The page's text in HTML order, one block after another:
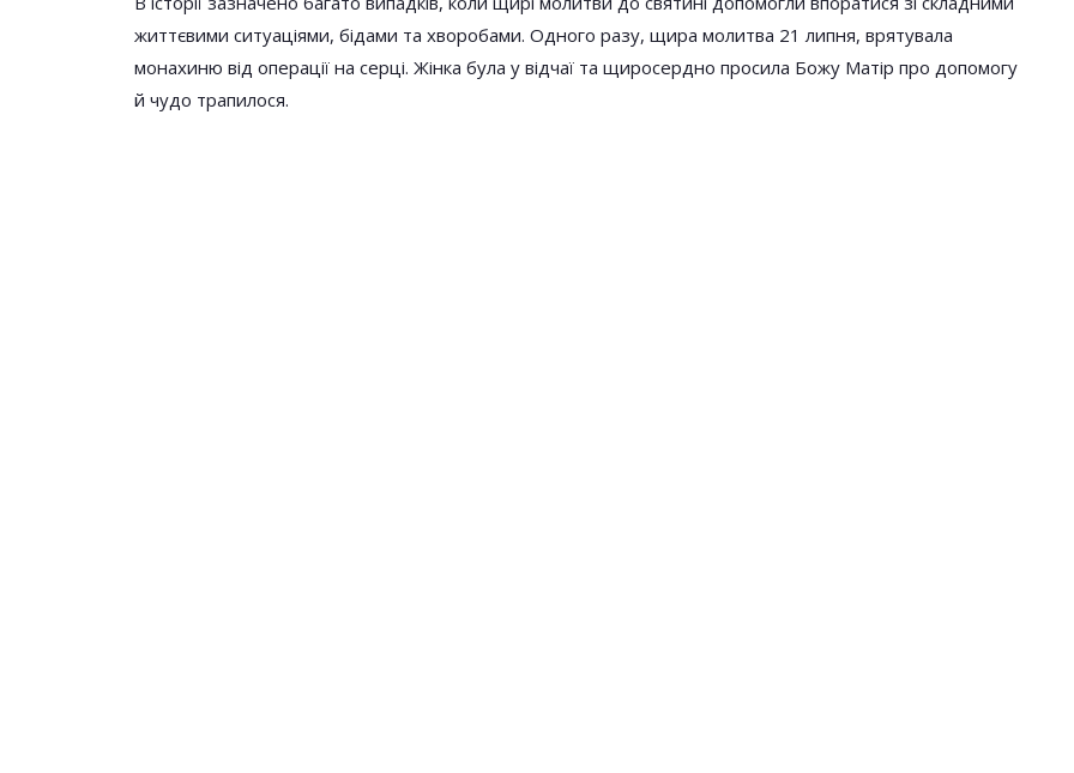
життєвими ситуаціями, бідами та хворобами. Одного разу, щира молитва 21 липня, врятувала
монахиню від операції на серці. Жінка була у відчаї та щиросердно просила Божу Матір про допомогу
й чудо трапилося.